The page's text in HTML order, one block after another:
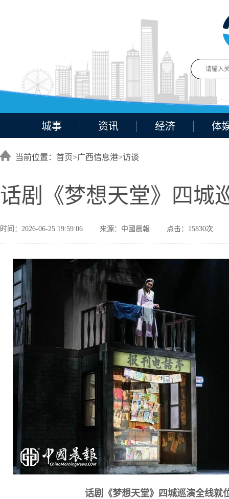
城事 资讯 经济 体
当前位置：首页>广西信息港>访谈
话剧《梦想天堂》四城
时间：2026-06-25 19:59:06 来源：中國晨報 点击：15830次
话剧《梦想天堂》四城巡演全线就